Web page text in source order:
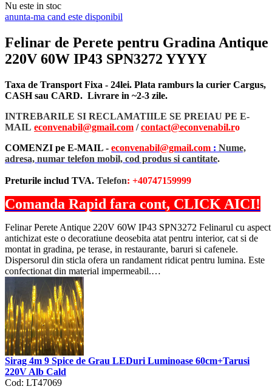
Nu este in stoc
anunta-ma cand este disponibil
Felinar de Perete pentru Gradina Antique
220V 60W IP43 SPN3272 YYYY
Taxa de Transport Fixa - 24lei. Plata ramburs la curier Cargus,
CASH sau CARD. Livrare in ~2-3 zile.
INTREBARILE SI RECLAMATIILE SE PREIAU PE E-
MAIL econvenabil@gmail.com /contact@econvenabil.ro
COMENZI pe E-MAIL - econvenabil@gmail.com : Nume,
adresa, numar telefon mobil, cod produs si cantitate.
Preturile includ TVA. Telefon: +40747159999
Comanda Rapid fara cont, CLICK AICI!
Felinar Perete Antique 220V 60W IP43 SPN3272 Felinarul cu aspect
antichizat este o decoratiune deosebita atat pentru interior, cat si de
montat in gradina, pe terase, in restaurante, baruri si cafenele.
Dispersorul din sticla ofera un randament ridicat pentru lumina. Este
confectionat din material impermeabil.…
Sirag 4m 9 Spice de Grau LEDuri Luminoase 60cm+Tarusi
220V Alb Cald
Cod: LT47069